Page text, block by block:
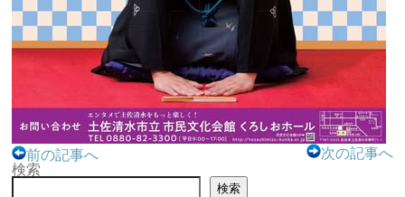
前の記事へ 次の記事へ
検索
検索